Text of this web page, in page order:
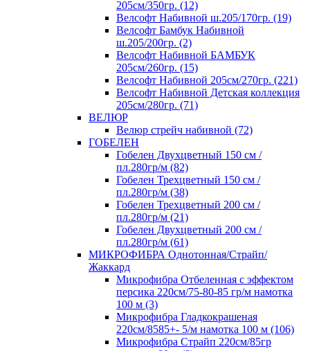
205см/350гр. (12)
Велсофт Набивной ш.205/170гр. (19)
Велсофт Бамбук Набивной
ш.205/200гр. (2)
Велсофт Набивной БАМБУК
205см/260гр. (15)
Велсофт Набивной 205см/270гр. (221)
Велсофт Набивной Детская коллекция
205см/280гр. (71)
ВЕЛЮР
Велюр стрейч набивной (72)
ГОБЕЛЕН
Гобелен Двухцветный 150 см /
пл.280гр/м (82)
Гобелен Трехцветный 150 см /
пл.280гр/м (38)
Гобелен Трехцветный 200 см /
пл.280гр/м (21)
Гобелен Двухцветный 200 см /
пл.280гр/м (61)
МИКРОФИБРА Однотонная/Страйп/
Жаккард
Микрофибра Отбеленная с эффектом
персика 220см/75-80-85 гр/м намотка
100 м (3)
Микрофибра Гладкокрашеная
220см/8585+- 5/м намотка 100 м (106)
Микрофибра Страйп 220см/85гр